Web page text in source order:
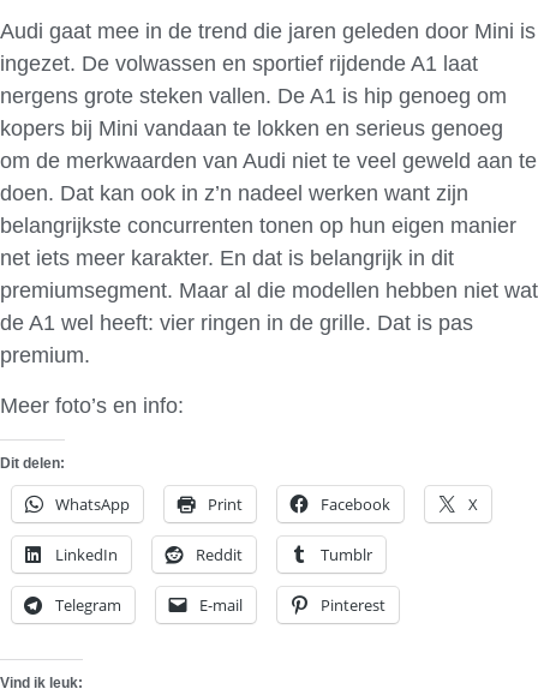
Audi gaat mee in de trend die jaren geleden door Mini is
ingezet. De volwassen en sportief rijdende A1 laat
nergens grote steken vallen. De A1 is hip genoeg om
kopers bij Mini vandaan te lokken en serieus genoeg
om de merkwaarden van Audi niet te veel geweld aan te
doen. Dat kan ook in z’n nadeel werken want zijn
belangrijkste concurrenten tonen op hun eigen manier
net iets meer karakter. En dat is belangrijk in dit
premiumsegment. Maar al die modellen hebben niet wat
de A1 wel heeft: vier ringen in de grille. Dat is pas
premium.
Meer foto’s en info:
Dit delen:
WhatsApp Print Facebook X
LinkedIn Reddit Tumblr
Telegram E-mail Pinterest
Vind ik leuk: